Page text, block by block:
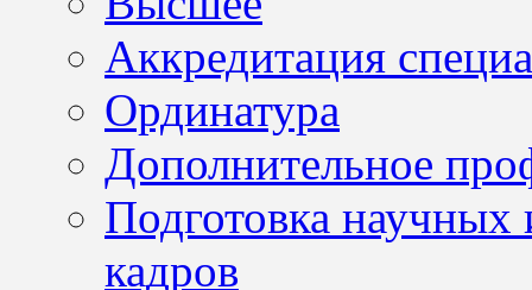
Аккредитация
Ординатура
Дополнительное
Подготовка научных
кадров